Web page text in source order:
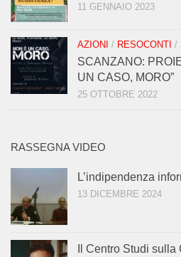
11 GENNAIO 2023
AZIONI / RESOCONTI /
SCANZANO:
UN CASO, MORO”
25 OTTOBRE 2022
RASSEGNA VIDEO
L’indipendenza
13 DICEMBRE 2024
Il Centro Studi